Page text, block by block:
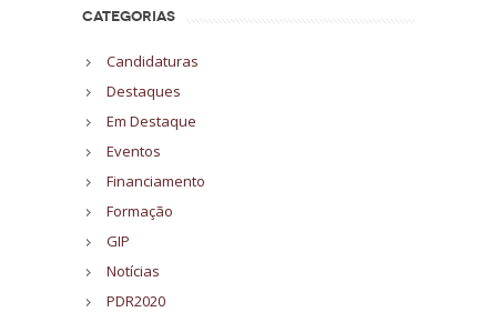
CATEGORIAS
Candidaturas
Destaques
Em Destaque
Eventos
Financiamento
Formação
GIP
Notícias
PDR2020